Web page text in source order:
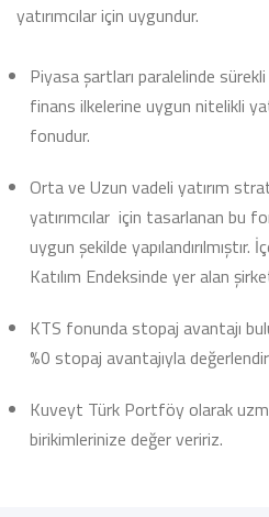
yatırımcılar için uygundur.
Piyasa şartları paralelinde
finans ilkelerine uygun nitelikli
fonudur.
Orta ve Uzun vadeli yatırım
yatırımcılar için tasarlanan bu
uygun şekilde yapılandırılmıştır.
Katılım Endeksinde yer alan
KTS fonunda stopaj avantajı
%0 stopaj avantajıyla
Kuveyt Türk Portföy olarak
birikimlerinize değer veririz.